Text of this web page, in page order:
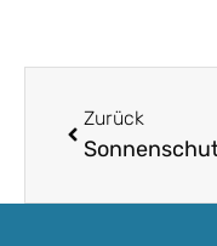
Zurück